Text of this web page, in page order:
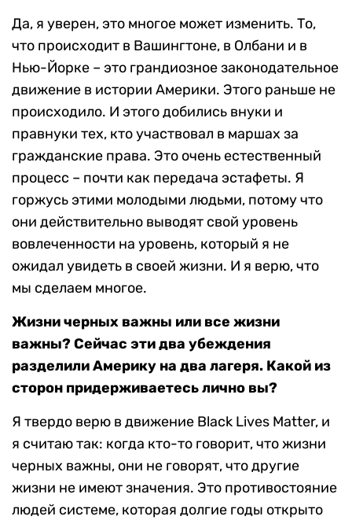
Да, я уверен, это многое может изменить. То,
что происходит в Вашингтоне, в Олбани и в
Нью-Йорке – это грандиозное законодательное
движение в истории Америки. Этого раньше не
происходило. И этого добились внуки и
правнуки тех, кто участвовал в маршах за
гражданские права. Это очень естественный
процесс – почти как передача эстафеты. Я
горжусь этими молодыми людьми, потому что
они действительно выводят свой уровень
вовлеченности на уровень, который я не
ожидал увидеть в своей жизни. И я верю, что
мы сделаем многое.
Жизни черных важны или все жизни
важны? Сейчас эти два убеждения
разделили Америку на два лагеря. Какой из
сторон придерживаетесь лично вы?
Я твердо верю в движение Black Lives Matter, и
я считаю так: когда кто-то говорит, что жизни
черных важны, они не говорят, что другие
жизни не имеют значения. Это противостояние
людей системе, которая долгие годы открыто